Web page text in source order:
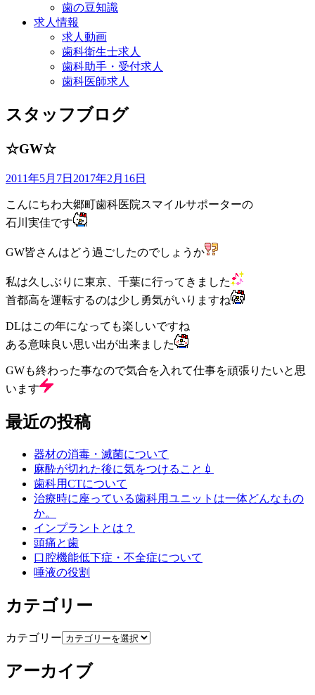
歯の豆知識
求人情報
求人動画
歯科衛生士求人
歯科助手・受付求人
歯科医師求人
スタッフブログ
☆GW☆
2011年5月7日 2017年2月16日
こんにちわ大郷町歯科医院スマイルサポーターの
石川実佳です
GW皆さんはどう過ごしたのでしょうか
私は久しぶりに東京、千葉に行ってきました
首都高を運転するのは少し勇気がいりますね
DLはこの年になっても楽しいですね
ある意味良い思い出が出来ました
GWも終わった事なので気合を入れて仕事を頑張りたいと思
います
最近の投稿
器材の消毒・滅菌について
麻酔が切れた後に気をつけること💉
歯科用CTについて
治療時に座っている歯科用ユニットは一体どんなもの
か。
インプラントとは？
頭痛と歯
口腔機能低下症・不全症について
唾液の役割
カテゴリー
カテゴリー
アーカイブ